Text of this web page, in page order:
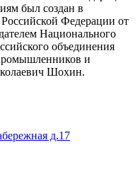
был создан в
Федерации от
Национального
объединения
и
Шохин.
д.17